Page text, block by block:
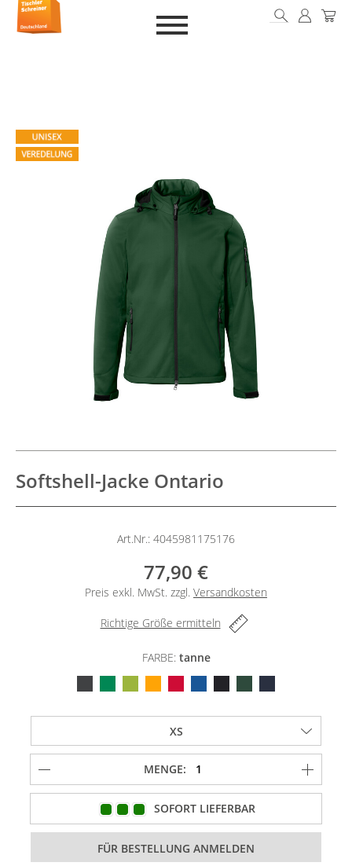
Softshell-Jacke Ontario
Art.Nr.: 4045981175176
77,90 €
Preis exkl. MwSt. zzgl. Versandkosten
Richtige Größe ermitteln
FARBE: tanne
MENGE:
SOFORT LIEFERBAR